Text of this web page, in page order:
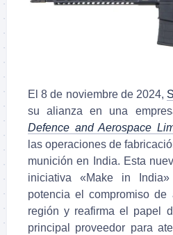
El 8 de noviembre de 2024,
su alianza en una
Defence and Aerospace
las operaciones de
munición en India. Esta
iniciativa «Make in
potencia el compromiso
región y reafirma el papel
principal proveedor para